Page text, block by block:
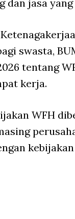
dan jasa
swasta,
tentang
kerja.
WFH